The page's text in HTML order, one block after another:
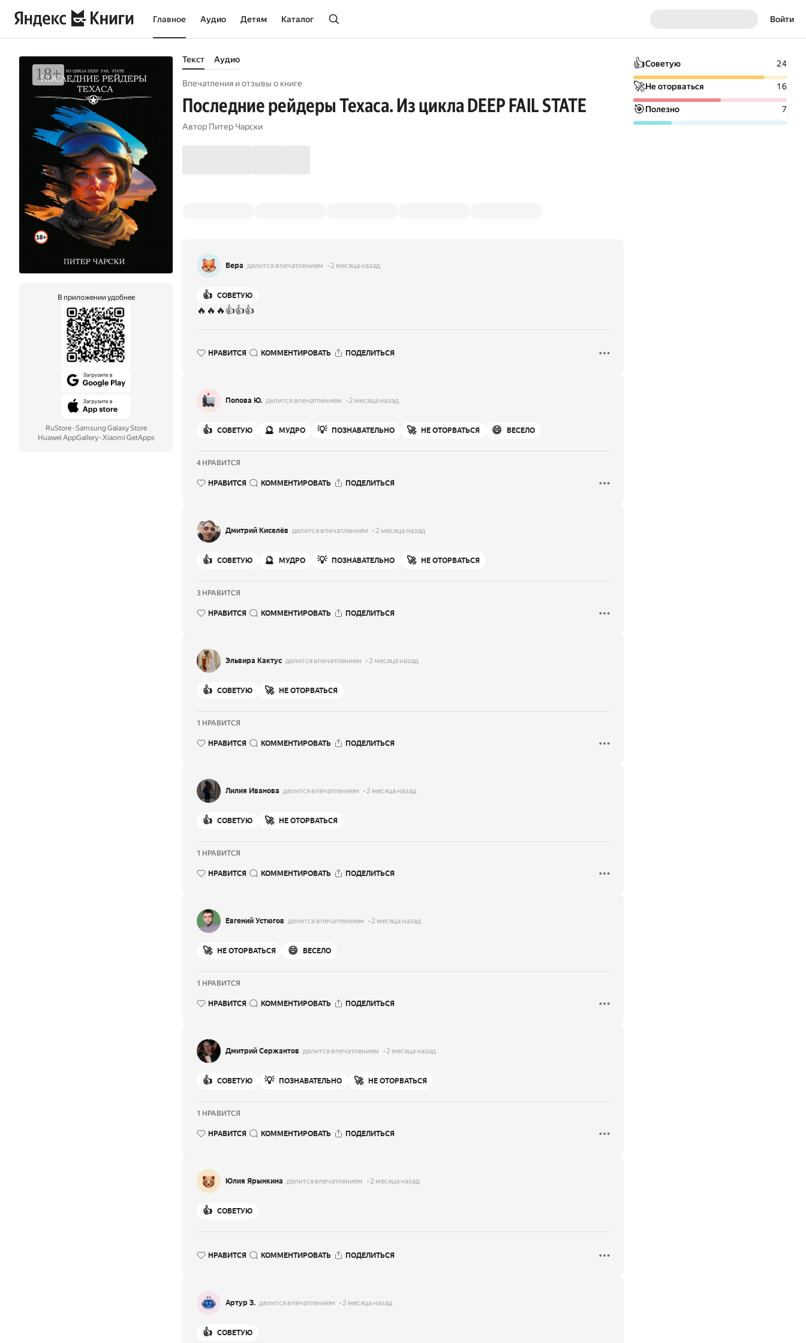
Главное Аудио Детям Каталог Войти
В приложении удобнее
RuStore· Samsung Galaxy Store
Huawei AppGallery· Xiaomi GetApps
Текст Аудио
Впечатления и отзывы о книге
Последние рейдеры Техаса. Из цикла DEEP FAIL STATE
Автор Питер Чарски
Вера делится впечатлением 2 месяца назад
👍 СОВЕТУЮ
🔥🔥🔥👍👍👍
НРАВИТСЯ КОММЕНТИРОВАТЬ ПОДЕЛИТЬСЯ
Попова Ю. делится впечатлением 2 месяца назад
👍 СОВЕТУЮ 🔮 МУДРО 💡 ПОЗНАВАТЕЛЬНО 🚀 НЕ ОТОРВАТЬСЯ 😄 ВЕСЕЛО
4 НРАВИТСЯ
НРАВИТСЯ КОММЕНТИРОВАТЬ ПОДЕЛИТЬСЯ
Дмитрий Киселёв делится впечатлением 2 месяца назад
👍 СОВЕТУЮ 🔮 МУДРО 💡 ПОЗНАВАТЕЛЬНО 🚀 НЕ ОТОРВАТЬСЯ
3 НРАВИТСЯ
НРАВИТСЯ КОММЕНТИРОВАТЬ ПОДЕЛИТЬСЯ
Эльвира Кактус делится впечатлением 2 месяца назад
👍 СОВЕТУЮ 🚀 НЕ ОТОРВАТЬСЯ
1 НРАВИТСЯ
НРАВИТСЯ КОММЕНТИРОВАТЬ ПОДЕЛИТЬСЯ
Лилия Иванова делится впечатлением 2 месяца назад
👍 СОВЕТУЮ 🚀 НЕ ОТОРВАТЬСЯ
1 НРАВИТСЯ
НРАВИТСЯ КОММЕНТИРОВАТЬ ПОДЕЛИТЬСЯ
Евгений Устюгов делится впечатлением 2 месяца назад
🚀 НЕ ОТОРВАТЬСЯ 😄 ВЕСЕЛО
1 НРАВИТСЯ
НРАВИТСЯ КОММЕНТИРОВАТЬ ПОДЕЛИТЬСЯ
Дмитрий Сержантов делится впечатлением 2 месяца назад
👍 СОВЕТУЮ 💡 ПОЗНАВАТЕЛЬНО 🚀 НЕ ОТОРВАТЬСЯ
1 НРАВИТСЯ
НРАВИТСЯ КОММЕНТИРОВАТЬ ПОДЕЛИТЬСЯ
Юлия Ярынкина делится впечатлением 2 месяца назад
👍 СОВЕТУЮ
НРАВИТСЯ КОММЕНТИРОВАТЬ ПОДЕЛИТЬСЯ
Артур З. делится впечатлением 2 месяца назад
👍 СОВЕТУЮ
👍Советую 24
🚀Не оторваться 16
🎯Полезно 7